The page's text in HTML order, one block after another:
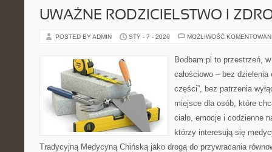
UWAŻNE RODZICIELSTWO I
POSTED BY ADMIN STY - 7 - 2026 MOŻLIWOŚĆ
Bodbam.pl to przestrzeń,
całościowo – bez dzielenia
części”, bez patrzenia
miejsce dla osób, które
ciało, emocje i codzienne
którzy interesują się
Tradycyjną Medycyną Chińską jako drogą do przywracania